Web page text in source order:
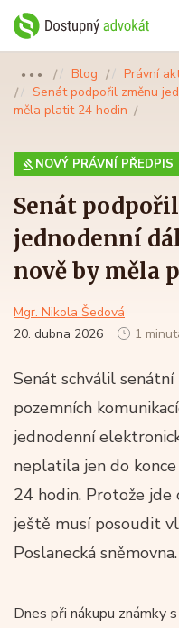
●●● Blog
Právní
Senát podpořil změnu
měla platit 24 hodin
NOVÝ PRÁVNÍ PŘEDPIS
Senát
jednodenní
nově by měla
Mgr. Nikola Šedová
20. dubna 2026
1
Senát schválil senátní
pozemních
jednodenní
neplatila jen do
24 hodin. Protože jde
ještě musí posoudit
Poslanecká sněmovna.
Dnes při nákupu známky